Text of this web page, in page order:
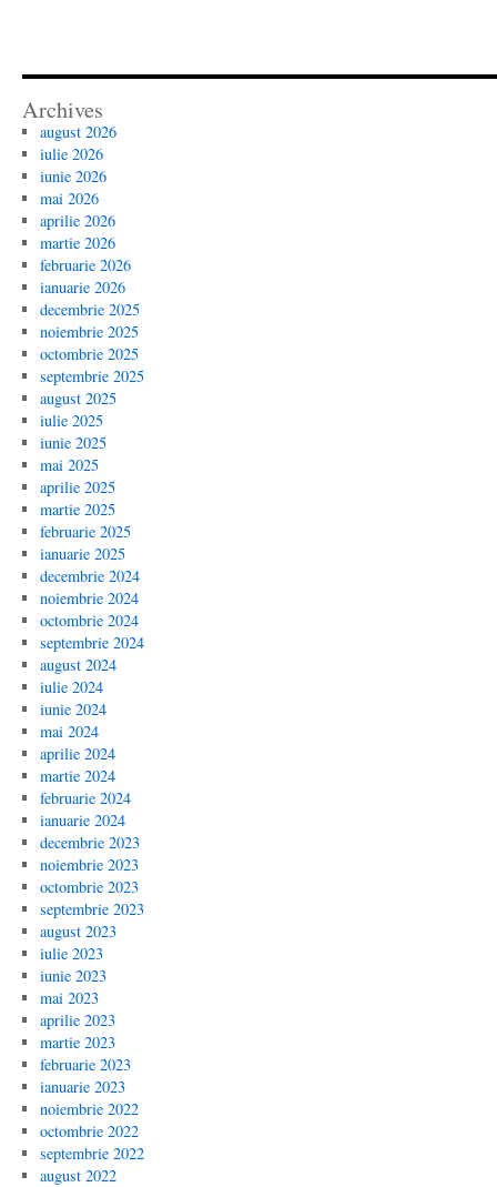
Archives
august 2026
iulie 2026
iunie 2026
mai 2026
aprilie 2026
martie 2026
februarie 2026
ianuarie 2026
decembrie 2025
noiembrie 2025
octombrie 2025
septembrie 2025
august 2025
iulie 2025
iunie 2025
mai 2025
aprilie 2025
martie 2025
februarie 2025
ianuarie 2025
decembrie 2024
noiembrie 2024
octombrie 2024
septembrie 2024
august 2024
iulie 2024
iunie 2024
mai 2024
aprilie 2024
martie 2024
februarie 2024
ianuarie 2024
decembrie 2023
noiembrie 2023
octombrie 2023
septembrie 2023
august 2023
iulie 2023
iunie 2023
mai 2023
aprilie 2023
martie 2023
februarie 2023
ianuarie 2023
noiembrie 2022
octombrie 2022
septembrie 2022
august 2022